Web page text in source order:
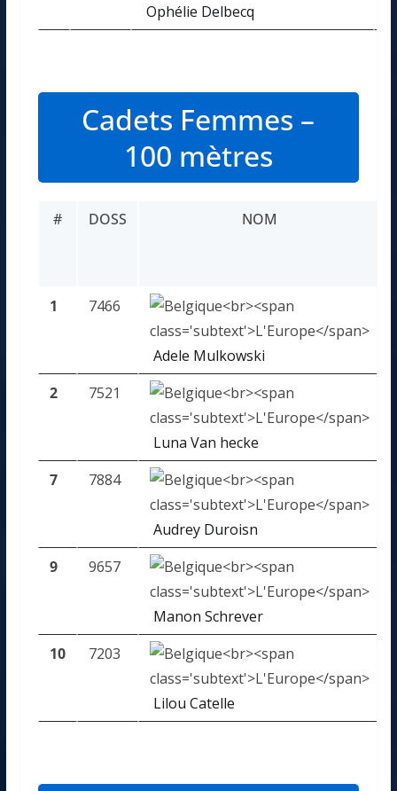
Ophélie Delbecq
Cadets Femmes –
100 mètres
# DOSS NOM
1 7466
Adele Mulkowski
2 7521
Luna Van hecke
7 7884
Audrey Duroisn
9 9657
Manon Schrever
10 7203
Lilou Catelle